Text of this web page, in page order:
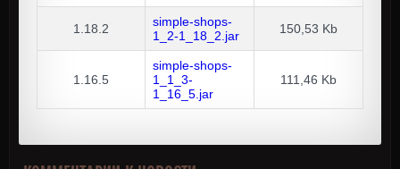
1.18.2
simple-shops-
1_2-1_18_2.jar
150,53 Kb
1.16.5
simple-shops-
1_1_3-
1_16_5.jar
111,46 Kb